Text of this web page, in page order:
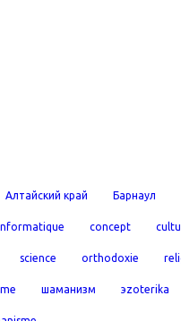
Алтайский край Барнаул
concept
science orthodoxie
шаманизм эzoterika